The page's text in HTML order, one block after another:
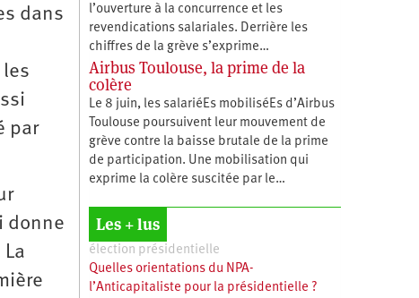
dans
par
donne
l’ouverture à la concurrence et les
revendications salariales. Derrière les
chiffres de la grève s’exprime…
Airbus Toulouse, la prime de la
colère
Le 8 juin, les salariéEs mobiliséEs d’Airbus
Toulouse poursuivent leur mouvement de
grève contre la baisse brutale de la prime
de participation. Une mobilisation qui
exprime la colère suscitée par le…
Les + lus
élection présidentielle
Quelles orientations du NPA-
l’Anticapitaliste pour la présidentielle ?